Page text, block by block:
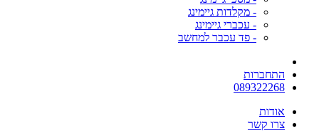
- מקלדות גיימינג
- עכברי גיימינג
- פד עכבר למחשב
התחברות
089322268
אודות
צרו קשר